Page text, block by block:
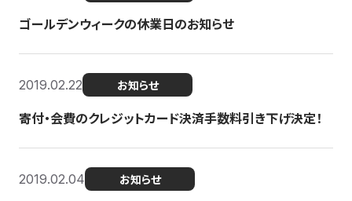
ゴールデンウィークの休業日のお知らせ
2019.02.22 お知らせ
寄付・会費のクレジットカード決済手数料引き下げ決定！
2019.02.04 お知らせ